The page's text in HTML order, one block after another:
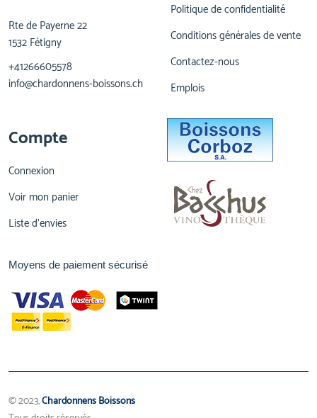
Rte de Payerne 22
1532 Fétigny
+41266605578
info@chardonnens-boissons.ch
Politique de confidentialité
Conditions générales de vente
Contactez-nous
Emplois
Compte
Connexion
Voir mon panier
Liste d'envies
Moyens de paiement sécurisé
© 2023,Chardonnens Boissons